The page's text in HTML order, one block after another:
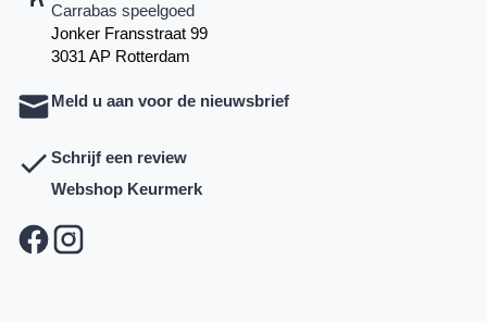
Carrabas speelgoed
Jonker Fransstraat 99
3031 AP Rotterdam
Meld u aan voor de nieuwsbrief
Schrijf een review
Webshop Keurmerk